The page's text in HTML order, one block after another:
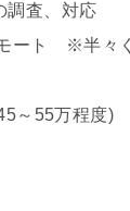
、対応
ート ※半々
～55万程度)